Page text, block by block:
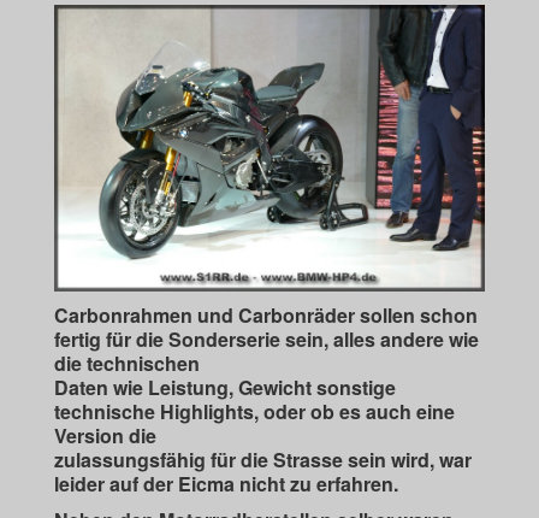
Carbonrahmen und Carbonräder sollen schon
fertig für die Sonderserie sein, alles andere wie
die technischen
Daten wie Leistung, Gewicht sonstige
technische Highlights, oder ob es auch eine
Version die
zulassungsfähig für die Strasse sein wird, war
leider auf der Eicma nicht zu erfahren.